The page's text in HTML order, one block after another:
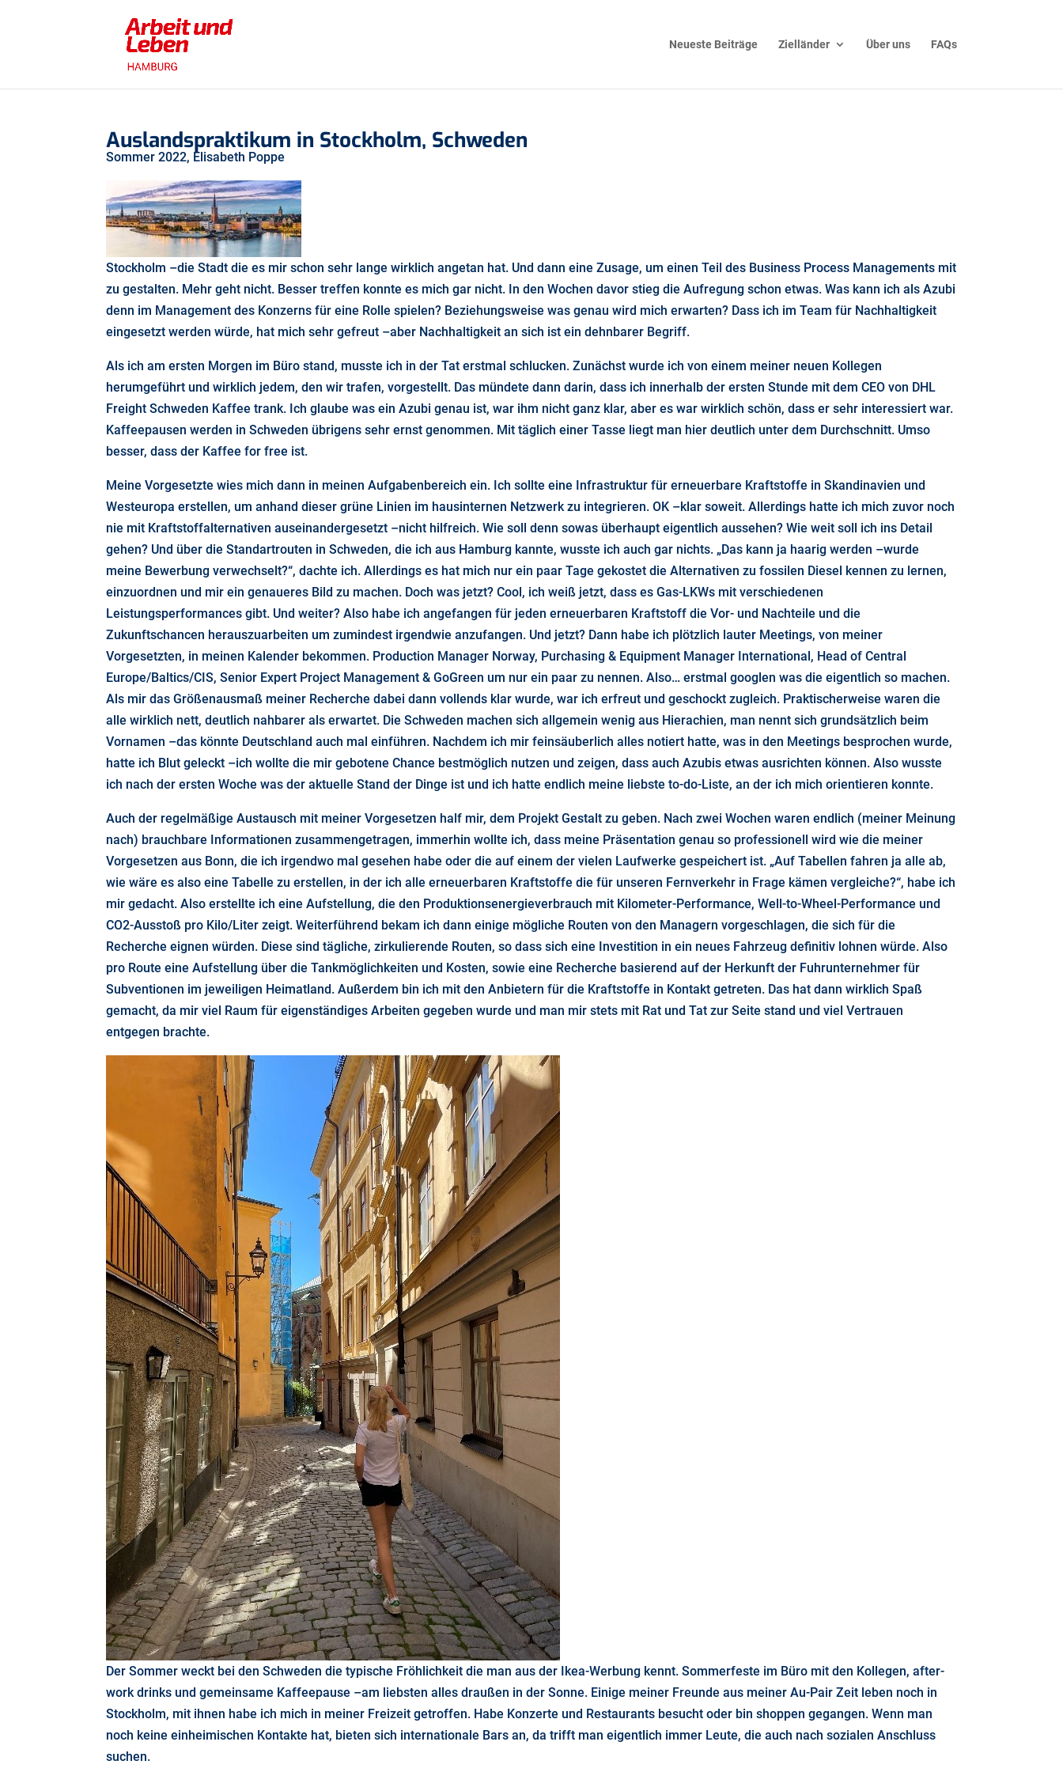
Neueste Beiträge Zielländer Über uns FAQs
Auslandspraktikum in Stockholm, Schweden
Sommer 2022, Elisabeth Poppe
Stockholm –die Stadt die es mir schon sehr lange wirklich angetan hat. Und dann eine Zusage, um einen Teil des Business Process Managements mit
zu gestalten. Mehr geht nicht. Besser treffen konnte es mich gar nicht. In den Wochen davor stieg die Aufregung schon etwas. Was kann ich als Azubi
denn im Management des Konzerns für eine Rolle spielen? Beziehungsweise was genau wird mich erwarten? Dass ich im Team für Nachhaltigkeit
eingesetzt werden würde, hat mich sehr gefreut –aber Nachhaltigkeit an sich ist ein dehnbarer Begriff.
Als ich am ersten Morgen im Büro stand, musste ich in der Tat erstmal schlucken. Zunächst wurde ich von einem meiner neuen Kollegen
herumgeführt und wirklich jedem, den wir trafen, vorgestellt. Das mündete dann darin, dass ich innerhalb der ersten Stunde mit dem CEO von DHL
Freight Schweden Kaffee trank. Ich glaube was ein Azubi genau ist, war ihm nicht ganz klar, aber es war wirklich schön, dass er sehr interessiert war.
Kaffeepausen werden in Schweden übrigens sehr ernst genommen. Mit täglich einer Tasse liegt man hier deutlich unter dem Durchschnitt. Umso
besser, dass der Kaffee for free ist.
Meine Vorgesetzte wies mich dann in meinen Aufgabenbereich ein. Ich sollte eine Infrastruktur für erneuerbare Kraftstoffe in Skandinavien und
Westeuropa erstellen, um anhand dieser grüne Linien im hausinternen Netzwerk zu integrieren. OK –klar soweit. Allerdings hatte ich mich zuvor noch
nie mit Kraftstoffalternativen auseinandergesetzt –nicht hilfreich. Wie soll denn sowas überhaupt eigentlich aussehen? Wie weit soll ich ins Detail
gehen? Und über die Standartrouten in Schweden, die ich aus Hamburg kannte, wusste ich auch gar nichts. „Das kann ja haarig werden –wurde
meine Bewerbung verwechselt?“, dachte ich. Allerdings es hat mich nur ein paar Tage gekostet die Alternativen zu fossilen Diesel kennen zu lernen,
einzuordnen und mir ein genaueres Bild zu machen. Doch was jetzt? Cool, ich weiß jetzt, dass es Gas-LKWs mit verschiedenen
Leistungsperformances gibt. Und weiter? Also habe ich angefangen für jeden erneuerbaren Kraftstoff die Vor- und Nachteile und die
Zukunftschancen herauszuarbeiten um zumindest irgendwie anzufangen. Und jetzt? Dann habe ich plötzlich lauter Meetings, von meiner
Vorgesetzten, in meinen Kalender bekommen. Production Manager Norway, Purchasing & Equipment Manager International, Head of Central
Europe/Baltics/CIS, Senior Expert Project Management & GoGreen um nur ein paar zu nennen. Also… erstmal googlen was die eigentlich so machen.
Als mir das Größenausmaß meiner Recherche dabei dann vollends klar wurde, war ich erfreut und geschockt zugleich. Praktischerweise waren die
alle wirklich nett, deutlich nahbarer als erwartet. Die Schweden machen sich allgemein wenig aus Hierachien, man nennt sich grundsätzlich beim
Vornamen –das könnte Deutschland auch mal einführen. Nachdem ich mir feinsäuberlich alles notiert hatte, was in den Meetings besprochen wurde,
hatte ich Blut geleckt –ich wollte die mir gebotene Chance bestmöglich nutzen und zeigen, dass auch Azubis etwas ausrichten können. Also wusste
ich nach der ersten Woche was der aktuelle Stand der Dinge ist und ich hatte endlich meine liebste to-do-Liste, an der ich mich orientieren konnte.
Auch der regelmäßige Austausch mit meiner Vorgesetzen half mir, dem Projekt Gestalt zu geben. Nach zwei Wochen waren endlich (meiner Meinung
nach) brauchbare Informationen zusammengetragen, immerhin wollte ich, dass meine Präsentation genau so professionell wird wie die meiner
Vorgesetzen aus Bonn, die ich irgendwo mal gesehen habe oder die auf einem der vielen Laufwerke gespeichert ist. „Auf Tabellen fahren ja alle ab,
wie wäre es also eine Tabelle zu erstellen, in der ich alle erneuerbaren Kraftstoffe die für unseren Fernverkehr in Frage kämen vergleiche?“, habe ich
mir gedacht. Also erstellte ich eine Aufstellung, die den Produktionsenergieverbrauch mit Kilometer-Performance, Well-to-Wheel-Performance und
CO2-Ausstoß pro Kilo/Liter zeigt. Weiterführend bekam ich dann einige mögliche Routen von den Managern vorgeschlagen, die sich für die
Recherche eignen würden. Diese sind tägliche, zirkulierende Routen, so dass sich eine Investition in ein neues Fahrzeug definitiv lohnen würde. Also
pro Route eine Aufstellung über die Tankmöglichkeiten und Kosten, sowie eine Recherche basierend auf der Herkunft der Fuhrunternehmer für
Subventionen im jeweiligen Heimatland. Außerdem bin ich mit den Anbietern für die Kraftstoffe in Kontakt getreten. Das hat dann wirklich Spaß
gemacht, da mir viel Raum für eigenständiges Arbeiten gegeben wurde und man mir stets mit Rat und Tat zur Seite stand und viel Vertrauen
entgegen brachte.
Der Sommer weckt bei den Schweden die typische Fröhlichkeit die man aus der Ikea-Werbung kennt. Sommerfeste im Büro mit den Kollegen, after-
work drinks und gemeinsame Kaffeepause –am liebsten alles draußen in der Sonne. Einige meiner Freunde aus meiner Au-Pair Zeit leben noch in
Stockholm, mit ihnen habe ich mich in meiner Freizeit getroffen. Habe Konzerte und Restaurants besucht oder bin shoppen gegangen. Wenn man
noch keine einheimischen Kontakte hat, bieten sich internationale Bars an, da trifft man eigentlich immer Leute, die auch nach sozialen Anschluss
suchen.